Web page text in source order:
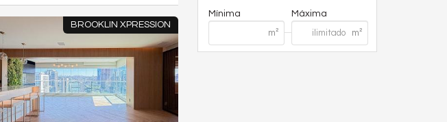
Mínima Máxima
BROOKLIN XPRESSION